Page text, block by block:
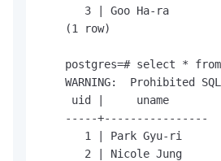
       3 | Goo Ha-ra
    (1 row)
postgres=# select *
WARNING:  Prohibited
     uid |     uname
    -----+----------------
       1 | Park Gyu-ri
       2 | Nicole Jung